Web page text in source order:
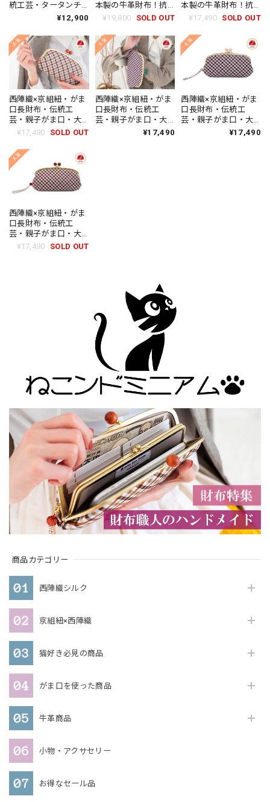
商品カテゴリー
西陣織シルク
京組紐×西陣織
猫好き必見の商品
がま口を使った商品
牛革商品
小物・アクサセリー
お得なセール品
統工芸・タータンチ
ェック・ハンドメイ
本製
¥12,900
本製の牛革財布！抗
菌・抗ウイルス加
銭入れ・がま口・ハ
ンドメイド・レディ
ース
¥19,800 SOLD OUT
本製の牛革財布！抗
菌・抗ウイルス加
小銭入れ・ラウンド
ファスナー・ハンド
メイド・レディース
¥17,490 SOLD OUT
西陣織×京組紐・がま
口長財布・伝統工
芸・親子がま口・大
容量・京組紐ストラ
ェック・ブラウン・
レディース・日本製
¥17,490 SOLD OUT
西陣織×京組紐・がま
口長財布・伝統工
芸・親子がま口・大
容量・京組紐ストラ
¥17,490
西陣織×京組紐・がま
口長財布・伝統工
芸・親子がま口・大
容量・京組紐ストラ
¥17,490
西陣織×京組紐・がま
口長財布・伝統工
芸・親子がま口・大
容量・京組紐ストラ
¥17,490 SOLD OUT